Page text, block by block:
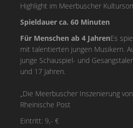
Highlight im Meerbuscher
Spieldauer ca. 60 Minuten
Für Menschen ab 4 JahrenEs
mit talentierten jungen Musikern.
junge Schauspiel- und
und 17 Jahren.
„Die Meerbuscher Inszenierung
Rheinische Post
Eintritt: 9,- €